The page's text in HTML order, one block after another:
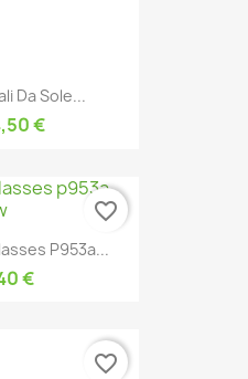
Da Sole...
€
P953a...
€
favorite_border
favorite_border